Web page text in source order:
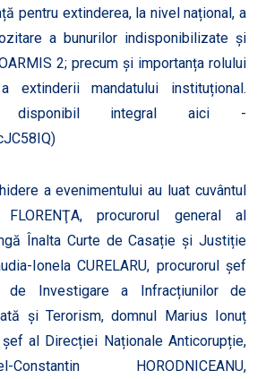
pentru extinderea, la nivel național, a
a bunurilor indisponibilizate și
2; precum și importanța rolului
extinderii mandatului instituțional.
disponibil integral aici -
)
a evenimentului au luat cuvântul
procurorul general al
Înalta Curte de Casație și Justiție
Ionela CURELARU, procurorul șef
de Investigare a Infracțiunilor de
și Terorism, domnul Marius Ionuț
șef al Direcției Naționale Anticorupție,
HORODNICEANU,